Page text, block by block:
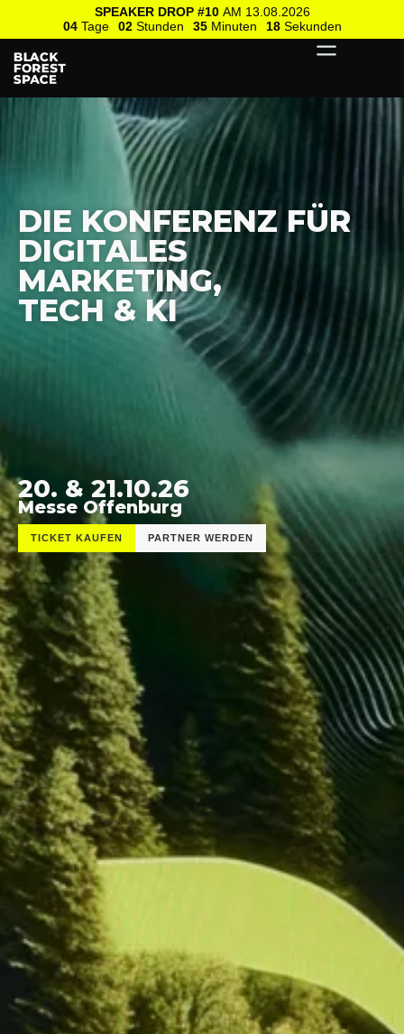
SPEAKER DROP #10 AM 13.08.2026
04 Tage 02 Stunden 35 Minuten 17 Sekunden
DIE KONFERENZ FÜR
DIGITALES
MARKETING,
TECH & KI
20. & 21.10.26
Messe Offenburg
TICKET KAUFEN PARTNER WERDEN